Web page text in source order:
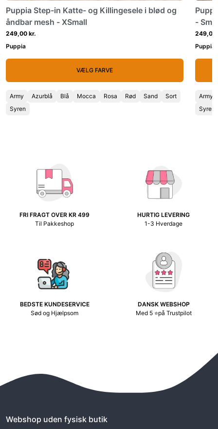
Puppia Step-in Katte- og Killingesele i blød og
åndbar mesh - XSmall
249,00 kr.
Puppia
VÆLG FARVE
Army Azurblå Blå Mocca Rosa Rød Sand
Sort
Syren
-
249,00
Puppia
Army
Syren
FRI FRAGT OVER KR 499
Til Pakkeshop
HURTIG LEVERING
1-3 Hverdage
BEDSTE KUNDESERVICE
Sød og Hjælpsom
DANSK WEBSHOP
Med 5 ⭐på Trustpilot
Webshop uden fysisk butik